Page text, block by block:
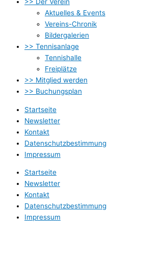
Aktuelles & Events
Vereins-Chronik
Bildergalerien
>> Tennisanlage
Tennishalle
Freiplätze
>> Mitglied werden
>> Buchungsplan
Startseite
Newsletter
Kontakt
Datenschutzbestimmung
Impressum
Startseite
Newsletter
Kontakt
Datenschutzbestimmung
Impressum